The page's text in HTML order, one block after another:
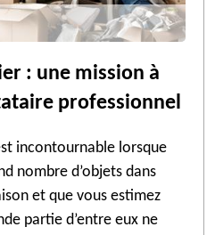
: une mission à
professionnel
incontournable lorsque
nombre d’objets dans
et que vous estimez
partie d’entre eux ne